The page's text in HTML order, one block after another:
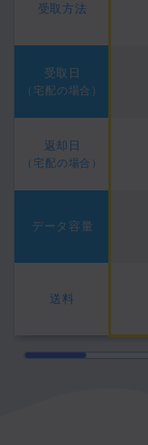
受取方法
受取日
（宅配の場合）
返却日
（宅配の場合）
データ容量
送料